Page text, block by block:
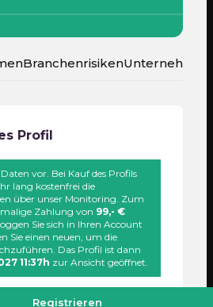
Branchenrisiken
Profil
Daten vor. Bei Kauf des Profils
lang kostenfrei die
über unser Monitoring. Zum
Zahlung von 99,- €
Sie sich in Ihren Account
Sie einen neuen, um die
Das Profil ist dann
11:37h zur Ansicht geöffnet.
Registrieren